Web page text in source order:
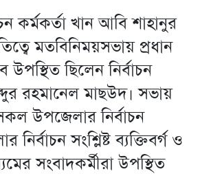
কর্মকর্তা খান আবি শাহানুর
মতবিনিময়সভায় প্রধান
উপস্থিত ছিলেন নির্বাচন
রহমানেল মাছউদ। সভায়
উপজেলার নির্বাচন
নির্বাচন সংশ্লিষ্ট ব্যক্তিবর্গ ও
সংবাদকর্মীরা উপস্থিত